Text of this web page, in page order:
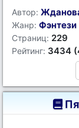
Автор:
Жанр: Фэнтези
Страниц: 229
Рейтинг: 3434